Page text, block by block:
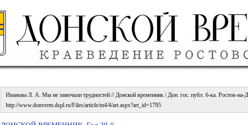
Иванова Л. А. Мы не замечали трудностей // Донской временник / Дон. гос. публ. б-ка. Ростов-
http://www.donvrem.dspl.ru/Files/article/m4/4/art.aspx?art_id=1795